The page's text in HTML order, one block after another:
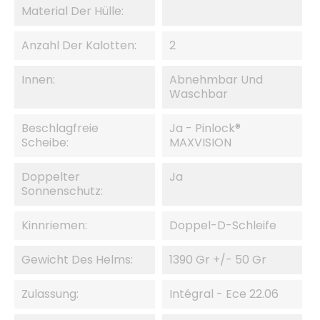
Material Der Hülle:
Anzahl Der Kalotten: 2
Innen:
Abnehmbar Und
Waschbar
Beschlagfreie
Scheibe:
Ja - Pinlock®
MAXVISION
Doppelter
Sonnenschutz:
Ja
Kinnriemen: Doppel-D-Schleife
Gewicht Des Helms: 1390 Gr +/- 50 Gr
Zulassung: Intégral - Ece 22.06